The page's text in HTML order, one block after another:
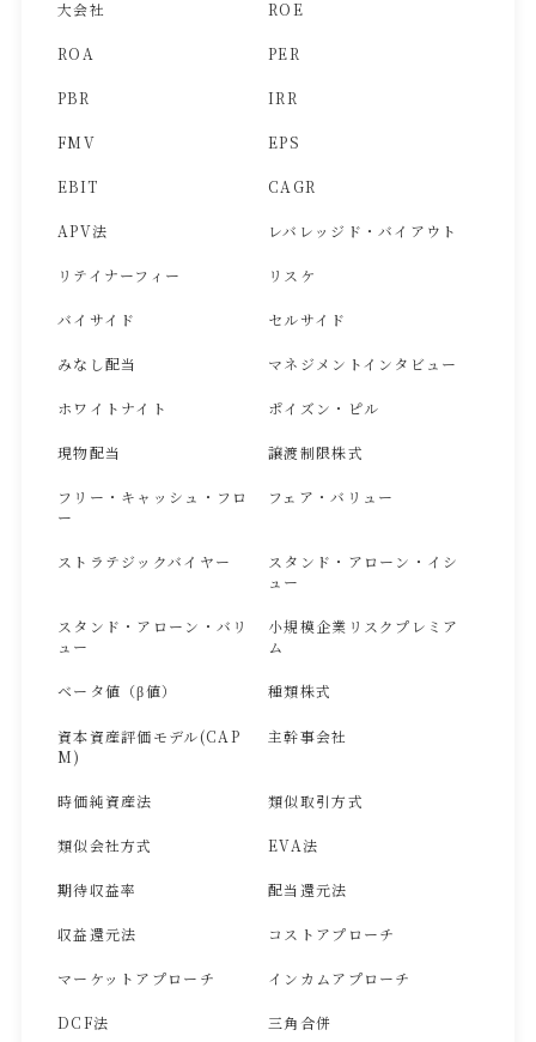
大会社 ROE
ROA PER
PBR IRR
FMV EPS
EBIT CAGR
APV法 レバレッジド・バイアウト
リテイナーフィー リスケ
バイサイド セルサイド
みなし配当 マネジメントインタビュー
ホワイトナイト ポイズン・ピル
現物配当 譲渡制限株式
フリー・キャッシュ・フロ
ー
フェア・バリュー
ストラテジックバイヤー
スタンド・アローン・イシ
ュー
スタンド・アローン・バリ
ュー
小規模企業リスクプレミア
ム
ベータ値（β値） 種類株式
資本資産評価モデル(CAP
M)
主幹事会社
時価純資産法 類似取引方式
類似会社方式 EVA法
期待収益率 配当還元法
収益還元法 コストアプローチ
マーケットアプローチ インカムアプローチ
DCF法 三角合併